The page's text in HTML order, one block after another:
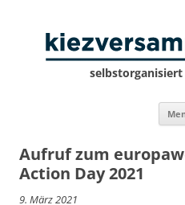
Aufruf zum
Action Day 2021
9. März 2021